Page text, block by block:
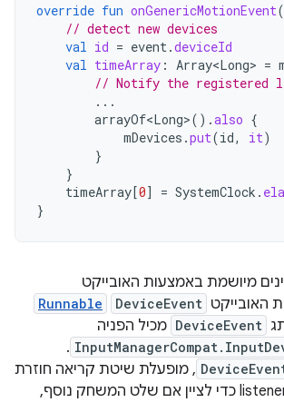
override fun onGenericMotionEvent(
// detect new devices
val id = event.deviceId
val timeArray : Array<Long> =
// Notify the registered
...
arrayOf<Long>().also {
mDevices .put(id, it)
}
}
timeArray[0] = SystemClock .
}
מיושמת באמצעות האובייקט
האובייקט DeviceEvent
Runnable
DeviceEvent מכיל הפניה
.
, מופעלת שיטת קריאה חוזרת
המתאימה של ה-listener כדי לציין אם שלט המשחק נוסף,